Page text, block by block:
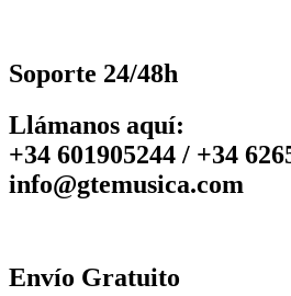
Soporte 24/48h
Llámanos aquí:
+34 601905244 / +34
info@gtemusica.com
Envío Gratuito